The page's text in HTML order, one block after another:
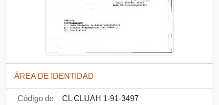
ÁREA DE IDENTIDAD
Código de CL CLUAH 1-91-3497